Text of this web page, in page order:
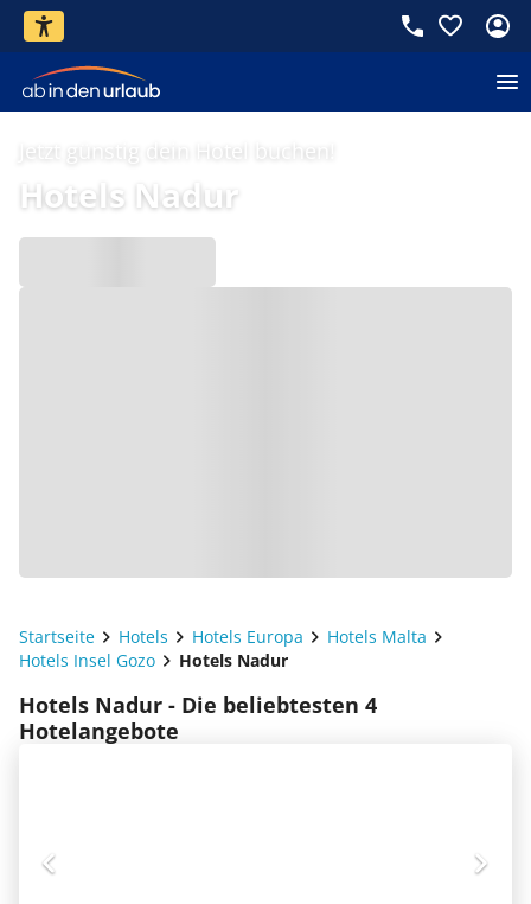
Jetzt günstig dein Hotel buchen!
Hotels Nadur
Startseite Hotels Hotels Europa
Hotels Malta
Hotels Insel Gozo
Hotels Nadur
Hotels Nadur - Die beliebtesten 4
Hotelangebote